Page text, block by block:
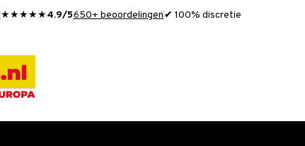
★★★★★4.9/5650+ beoordelingen✔ 100% discretie